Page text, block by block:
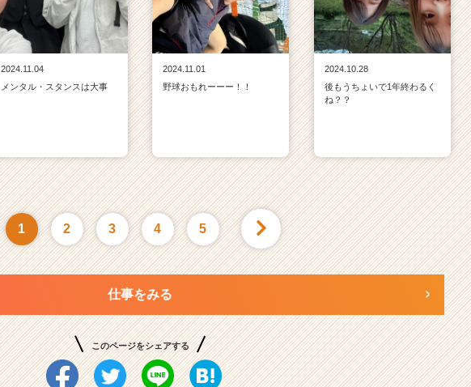
2024.11.04
メンタル・スタンスは大事
2024.11.01
野球おもれーーー！！
2024.10.28
後もうちょいで1年終わるく
ね？？
1 2 3 4 5
仕事をみる
このページをシェアする